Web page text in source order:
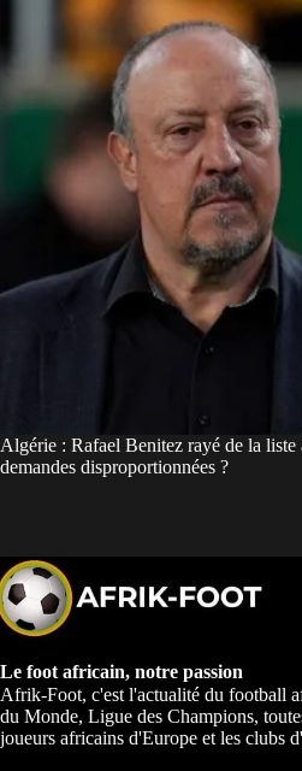
Algérie : Rafael Benitez rayé de la liste
demandes disproportionnées ?
Le foot africain, notre passion
Afrik-Foot, c'est l'actualité du football
du Monde, Ligue des Champions,
joueurs africains d'Europe et les clubs